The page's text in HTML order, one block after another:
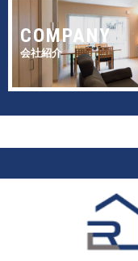
COMPANY
会社紹介